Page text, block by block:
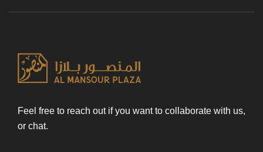
Feel free to reach out if you want to collaborate with us,
or chat.